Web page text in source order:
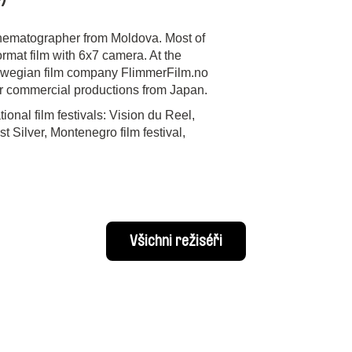
from Moldova. Most of
film with 6x7 camera. At the
film company FlimmerFilm.no
productions from Japan.
film festivals: Vision du Reel,
Silver, Montenegro film festival,
Všichni režiséři